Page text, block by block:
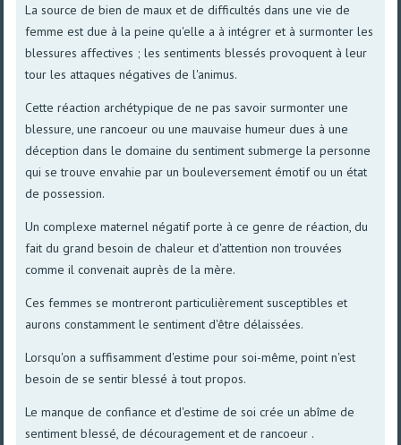
La source de bien de maux et de difficultés dans une vie de
femme est due à la peine qu'elle a à intégrer et à surmonter les
blessures affectives ; les sentiments blessés provoquent à leur
tour les attaques négatives de l'animus.
Cette réaction archétypique de ne pas savoir surmonter une
blessure, une rancoeur ou une mauvaise humeur dues à une
déception dans le domaine du sentiment submerge la personne
qui se trouve envahie par un bouleversement émotif ou un état
de possession.
Un complexe maternel négatif porte à ce genre de réaction, du
fait du grand besoin de chaleur et d'attention non trouvées
comme il convenait auprès de la mère.
Ces femmes se montreront particulièrement susceptibles et
aurons constamment le sentiment d'être délaissées.
Lorsqu'on a suffisamment d'estime pour soi-même, point n'est
besoin de se sentir blessé à tout propos.
Le manque de confiance et d'estime de soi crée un abîme de
sentiment bIessé, de découragement et de rancoeur .